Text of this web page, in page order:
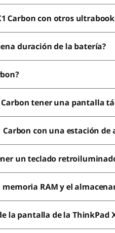
Carbon con otros
duración de la batería?
Carbon tener una pantalla
Carbon con una estación
un teclado
RAM y el
la pantalla de la ThinkPad